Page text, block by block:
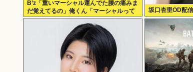
B’z「重いマーシャル運んでた腰の痛みま
だ覚えてるの」俺くん「マーシャルって
何？ 」
坂口杏里OD配信